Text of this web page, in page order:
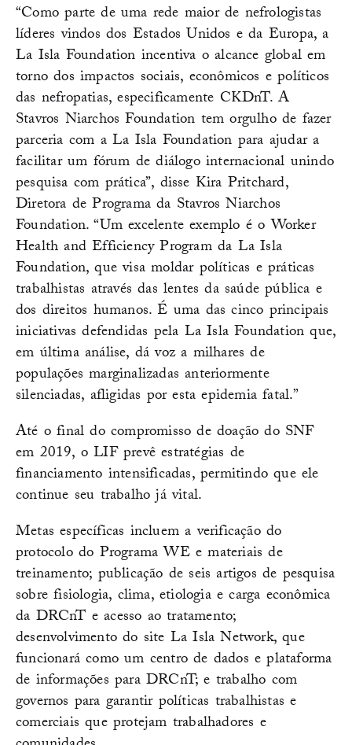
“Como parte de uma rede maior de nefrologistas
líderes vindos dos Estados Unidos e da Europa, a
La Isla Foundation incentiva o alcance global em
torno dos impactos sociais, econômicos e políticos
das nefropatias, especificamente CKDnT. A
Stavros Niarchos Foundation tem orgulho de fazer
parceria com a La Isla Foundation para ajudar a
facilitar um fórum de diálogo internacional unindo
pesquisa com prática”, disse Kira Pritchard,
Diretora de Programa da Stavros Niarchos
Foundation. “Um excelente exemplo é o Worker
Health and Efficiency Program da La Isla
Foundation, que visa moldar políticas e práticas
trabalhistas através das lentes da saúde pública e
dos direitos humanos. É uma das cinco principais
iniciativas defendidas pela La Isla Foundation que,
em última análise, dá voz a milhares de
populações marginalizadas anteriormente
silenciadas, afligidas por esta epidemia fatal.”
Até o final do compromisso de doação do SNF
em 2019, o LIF prevê estratégias de
financiamento intensificadas, permitindo que ele
continue seu trabalho já vital.
Metas específicas incluem a verificação do
protocolo do Programa WE e materiais de
treinamento; publicação de seis artigos de pesquisa
sobre fisiologia, clima, etiologia e carga econômica
da DRCnT e acesso ao tratamento;
desenvolvimento do site La Isla Network, que
funcionará como um centro de dados e plataforma
de informações para DRCnT; e trabalho com
governos para garantir políticas trabalhistas e
comerciais que protejam trabalhadores e